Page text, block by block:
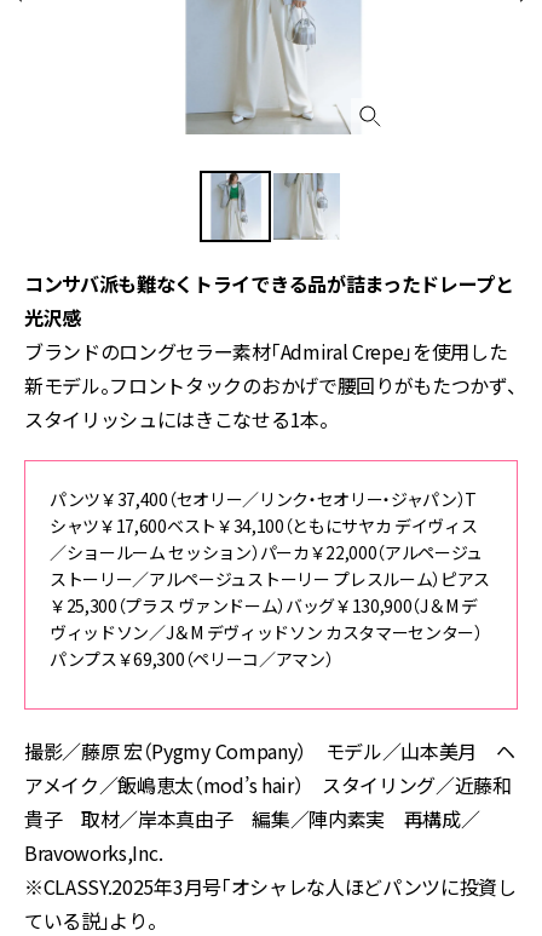
コンサバ派も難なくトライできる品が詰まったドレープと
光沢感
ブランドのロングセラー素材「Admiral Crepe」を使用した
新モデル。フロントタックのおかげで腰回りがもたつかず、
スタイリッシュにはきこなせる1本。
パンツ￥37,400 （セオリー／リンク・セオリー・ジャパン）T
シャツ￥ 17,600ベスト￥34,100 （ともにサヤカ デイヴィス
／ショールーム セッション）パーカ￥22,000（アルページュ
ストーリー／アルページュストーリー プレスルーム）ピアス
￥ 25,300 （プラス ヴァンドーム）バッグ￥ 130,900（J＆M デ
ヴィッドソン／J＆M デヴィッドソン カスタマーセンター）
パンプス￥69,300 （ペリーコ／アマン）
撮影／藤原 宏（Pygmy Company） モデル／山本美月 ヘ
アメイク／飯嶋恵太（mod’s hair） スタイリング／近藤和
貴子 取材／岸本真由子 編集／陣内素実 再構成／
Bravoworks,Inc.
※CLASSY.2025年3月号「オシャレな人ほどパンツに投資し
ている説」より。